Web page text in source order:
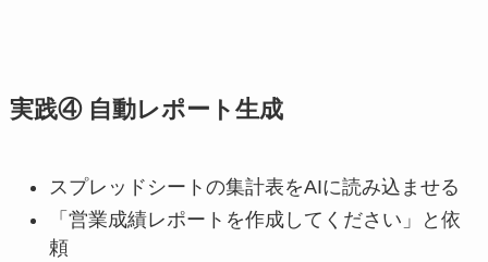
実践④ 自動レポート生成
スプレッドシートの集計表をAIに読み込ませる
「営業成績レポートを作成してください」と依
頼